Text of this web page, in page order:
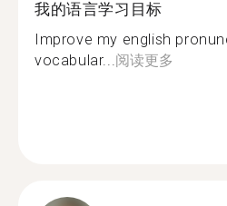
我的语言学习目标
Improve my english
vocabular...阅读更多